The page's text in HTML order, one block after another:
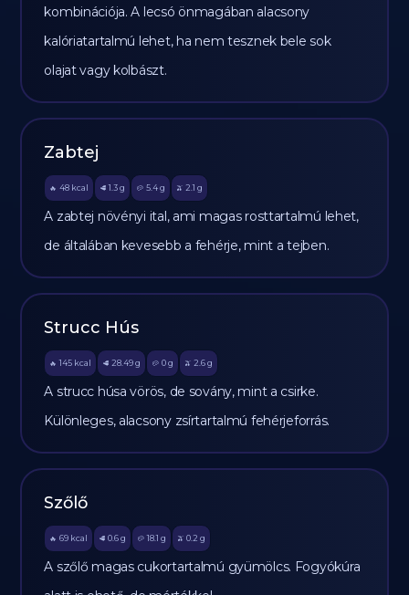
kombinációja. A lecsó önmagában alacsony
kalóriatartalmú lehet, ha nem tesznek bele sok
olajat vagy kolbászt.
Zabtej
🔥 48 kcal 🥩 1.3 g 🥔 5.4g 🫒 2.1 g
A zabtej növényi ital, ami magas rosttartalmú lehet,
de általában kevesebb a fehérje, mint a tejben.
Strucc Hús
🔥 145 kcal 🥩 28.49 g 🥔 0g 🫒 2.6 g
A strucc húsa vörös, de sovány, mint a csirke.
Különleges, alacsony zsírtartalmú fehérjeforrás.
Szőlő
🔥 69 kcal 🥩 0.6 g 🥔 18.1 g 🫒 0.2 g
A szőlő magas cukortartalmú gyümölcs. Fogyókúra